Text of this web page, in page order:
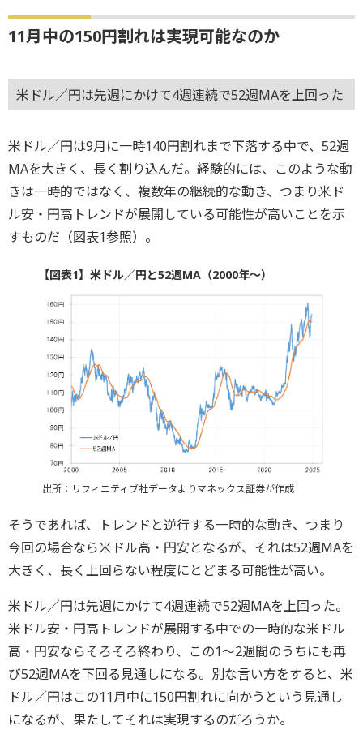
11月中の150円割れは実現可能なのか
米ドル／円は先週にかけて4週連続で52週MAを上回った
米ドル／円は9月に一時140円割れまで下落する中で、52週
MAを大きく、長く割り込んだ。経験的には、このような動
きは一時的ではなく、複数年の継続的な動き、つまり米ド
ル安・円高トレンドが展開している可能性が高いことを示
すものだ（図表1参照）。
【図表1】米ドル／円と52週MA（2000年～）
出所：リフィニティブ社データよりマネックス証券が作成
そうであれば、トレンドと逆行する一時的な動き、つまり
今回の場合なら米ドル高・円安となるが、それは52週MAを
大きく、長く上回らない程度にとどまる可能性が高い。
米ドル／円は先週にかけて4週連続で52週MAを上回った。
米ドル安・円高トレンドが展開する中での一時的な米ドル
高・円安ならそろそろ終わり、この1～2週間のうちにも再
び52週MAを下回る見通しになる。別な言い方をすると、米
ドル／円はこの11月中に150円割れに向かうという見通し
になるが、果たしてそれは実現するのだろうか。